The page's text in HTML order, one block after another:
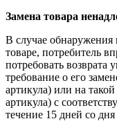
Замена товара
В случае обнаружения
товаре, потребитель
потребовать
требование о его
артикула) или на
артикула) с
течение 15 дней со